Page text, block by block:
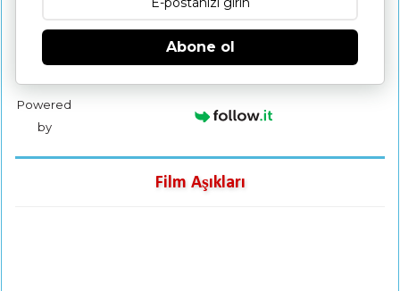
Abone ol
Powered
by
Film Aşıkları